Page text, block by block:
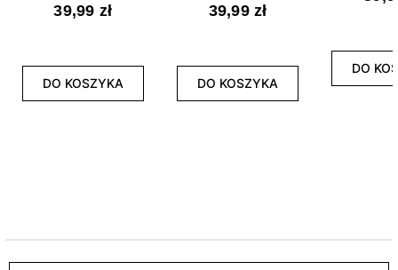
39,99 zł
DO KOSZYKA
39,99 zł
DO KOSZYKA
DO